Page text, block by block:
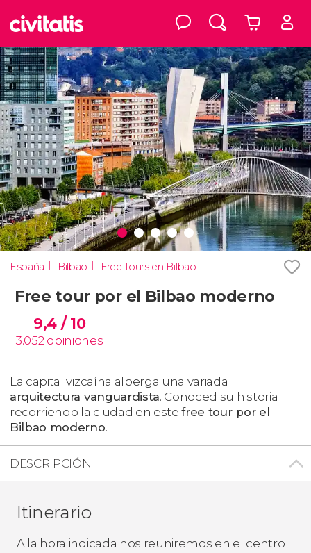
España Bilbao Free Tours en Bilbao
Free tour por el Bilbao moderno
9,4 / 10
3.052 opiniones
La capital vizcaína alberga una variada
arquitectura vanguardista. Conoced su historia
recorriendo la ciudad en estefree tour por el
Bilbao moderno.
DESCRIPCIÓN
Itinerario
A la hora indicada nos reuniremos en el centro